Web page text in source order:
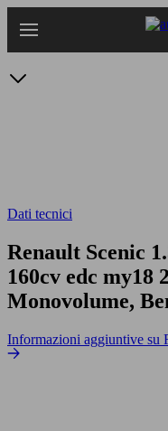
Dati tecnici
Renault Scenic
160cv edc my18
Monovolume,
Informazioni aggiuntive su